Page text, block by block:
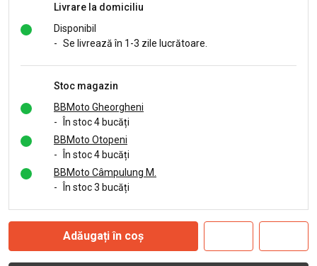
Livrare la domiciliu
Disponibil
- Se livrează în 1-3 zile lucrătoare.
Stoc magazin
BBMoto Gheorgheni
-
În stoc 4 bucăți
BBMoto Otopeni
-
În stoc 4 bucăți
BBMoto Câmpulung M.
-
În stoc 3 bucăți
Adăugați în coș